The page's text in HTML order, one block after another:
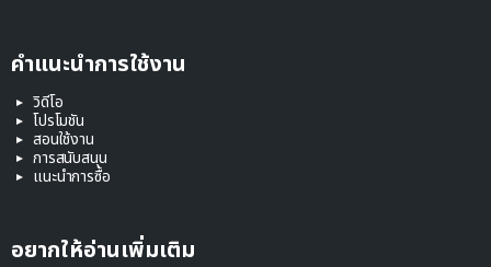
คำแนะนำการใช้งาน
วิดีโอ
โปรโมชัน
สอนใช้งาน
การสนับสนุน
แนะนำการซื้อ
อยากให้อ่านเพิ่มเติม